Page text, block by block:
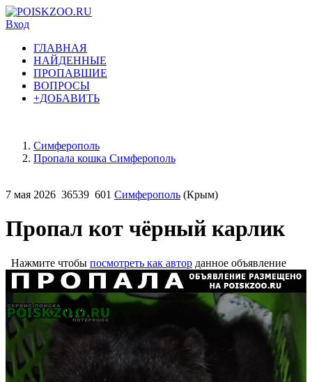
Вход
ГЛАВНАЯ
НАЙДЕННЫЕ
ПРОПАВШИЕ
ВОПРОСЫ
+ДОБАВИТЬ
Симферополь
Пропала кошка Симферополь
7 мая 2026 36539 601 Симферополь (Крым)
Пропал кот чёрный карлик
Нажмите чтобы посмотреть как автор данное объявление